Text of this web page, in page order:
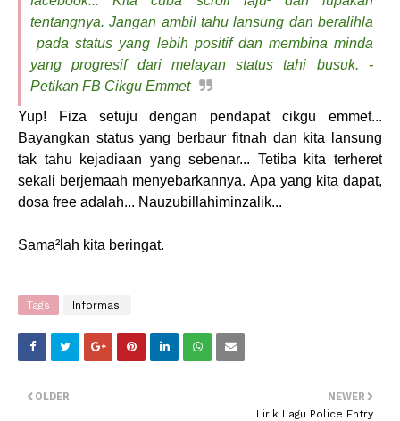
tentangnya. Jangan ambil tahu lansung dan beralihla
pada status yang lebih positif dan membina minda
yang progresif dari melayan status tahi busuk. -
Petikan FB Cikgu Emmet
Yup! Fiza setuju dengan pendapat cikgu emmet...
Bayangkan status yang berbaur fitnah dan kita lansung
tak tahu kejadiaan yang sebenar... Tetiba kita terheret
sekali berjemaah menyebarkannya. Apa yang kita dapat,
dosa free adalah... Nauzubillahiminzalik...
Sama²lah kita beringat.
Tags Informasi
NEWER
Lirik Lagu Police Entry
OLDER